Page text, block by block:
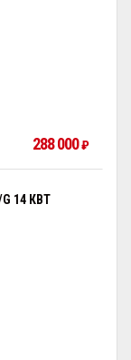
288 000₽
14 КВТ